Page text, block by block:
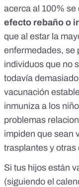
acerca al 100% se
efecto rebaño o
que al estar la
enfermedades, se
individuos que no
todavía
vacunación
inmuniza a los
problemas
impiden que sean
trasplantes y
Si tus hijos están
(siguiendo el